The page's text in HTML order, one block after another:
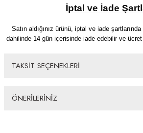
İptal ve İade
Satın aldığınız ürünü, iptal ve iade
dahilinde 14 gün içerisinde iade edebilir ve
TAKSİT SEÇENEKLERİ
ÖNERİLERİNİZ